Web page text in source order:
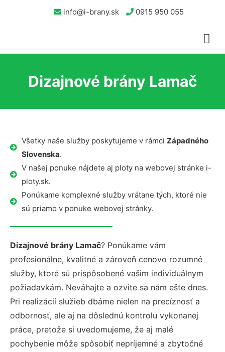
info@i-brany.sk 0915 950 055
Dizajnové brány Lamač
Všetky naše služby poskytujeme v rámci Západného
Slovenska.
V našej ponuke nájdete aj ploty na webovej stránke i-
ploty.sk.
Ponúkame komplexné služby vrátane tých, ktoré nie
sú priamo v ponuke webovej stránky.
Dizajnové brány Lamač? Ponúkame vám
profesionálne, kvalitné a zároveň cenovo rozumné
služby, ktoré sú prispôsobené vašim individuálnym
požiadavkám. Neváhajte a ozvite sa nám ešte dnes.
Pri realizácií služieb dbáme nielen na precíznosť a
odbornosť, ale aj na dôslednú kontrolu vykonanej
práce, pretože si uvedomujeme, že aj malé
pochybenie môže spôsobiť nepríjemné a zbytočné